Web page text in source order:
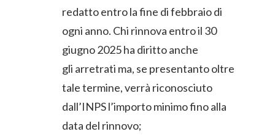
redatto entro la fine di febbraio di
ogni anno. Chi rinnova entro il 30
giugno 2025 ha diritto anche
gli arretrati ma, se presentanto oltre
tale termine, verrà riconosciuto
dall’INPS l’importo minimo fino alla
data del rinnovo;